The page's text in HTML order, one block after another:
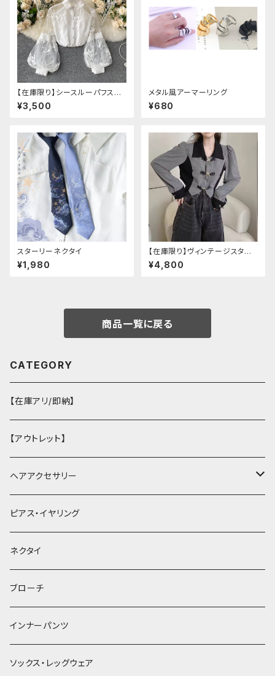
【在庫限り】シースルーパフスリ
ーブ刺繍ブラウス
¥3,500
メタル風アーマーリング
¥680
スターリーネクタイ
¥1,980
【在庫限り】ヴィンテージスタイ
ルバックルベルトシャツ
¥4,800
商品一覧に戻る
CATEGORY
【在庫アリ/即納】
【アウトレット】
ヘアアクセサリー
ヘアクリップ
ヘッドドレス・カチューシャ
ヘアゴム
簪
ピアス・イヤリング
ネクタイ
ブローチ
インナーパンツ
ソックス・レッグウェア